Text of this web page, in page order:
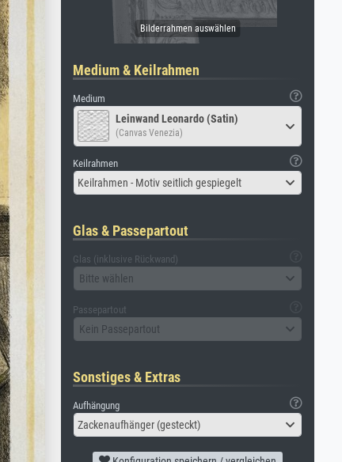
Medium & Keilrahmen
Medium
Leinwand Leonardo (Satin)
(Canvas Venezia)
Keilrahmen
Keilrahmen - Motiv seitlich gespiegelt
Glas & Passepartout
Glas (inklusive Rückwand)
Bitte wählen
Passepartout
Kein Passepartout
Sonstiges & Extras
Aufhängung
Zackenaufhänger (gesteckt)